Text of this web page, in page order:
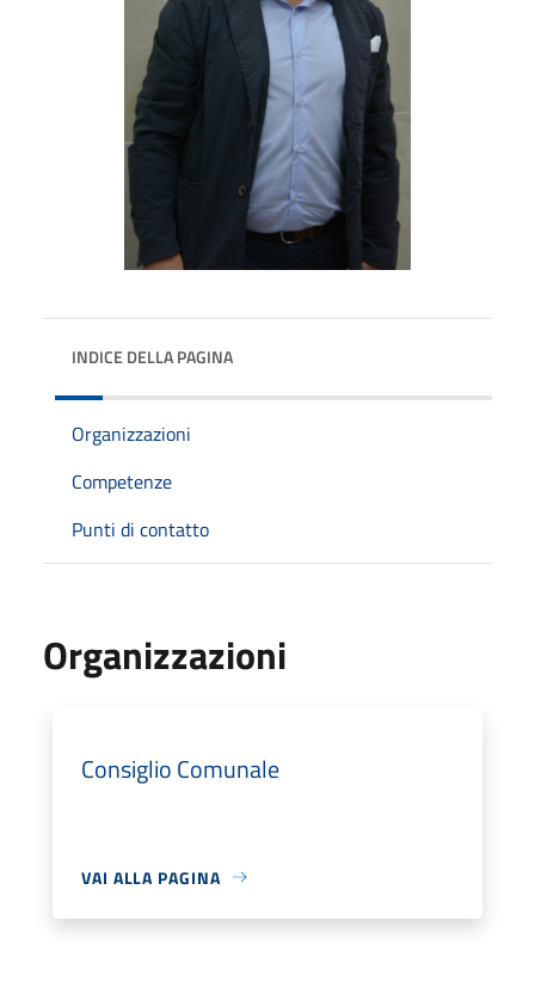
INDICE DELLA PAGINA
Organizzazioni
Competenze
Punti di contatto
Organizzazioni
Consiglio Comunale
VAI ALLA PAGINA